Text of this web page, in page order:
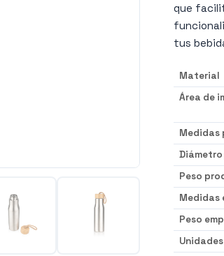
que
tus
Material
Área de
Medidas
Peso
Medidas
Peso